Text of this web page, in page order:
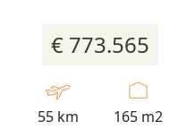
€ 773.565
55 km 165 m2